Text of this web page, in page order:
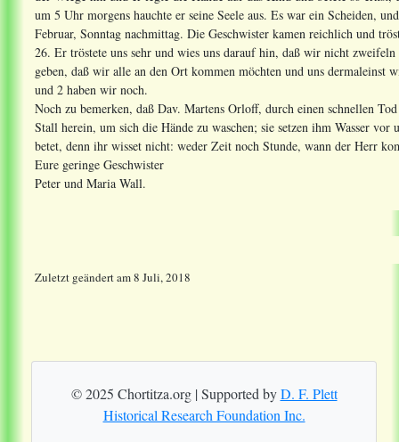
um 5 Uhr morgens hauchte er seine Seele aus. Es war ein Scheiden,
Februar, Sonntag nachmittag. Die Geschwister kamen reichlich und
26. Er tröstete uns sehr und wies uns darauf hin, daß wir nicht
geben, daß wir alle an den Ort kommen möchten und uns dermaleinst
und 2 haben wir noch.
Noch zu bemerken, daß Dav. Martens Orloff, durch einen schnellen
Stall herein, um sich die Hände zu waschen; sie setzen ihm Wasser
betet, denn ihr wisset nicht: weder Zeit noch Stunde, wann der Herr
Eure geringe Geschwister
Peter und Maria Wall.
Zuletzt geändertam8 Juli, 2018
© 2025 Chortitza.org | Supported byD. F. Plett
Historical Research Foundation Inc.